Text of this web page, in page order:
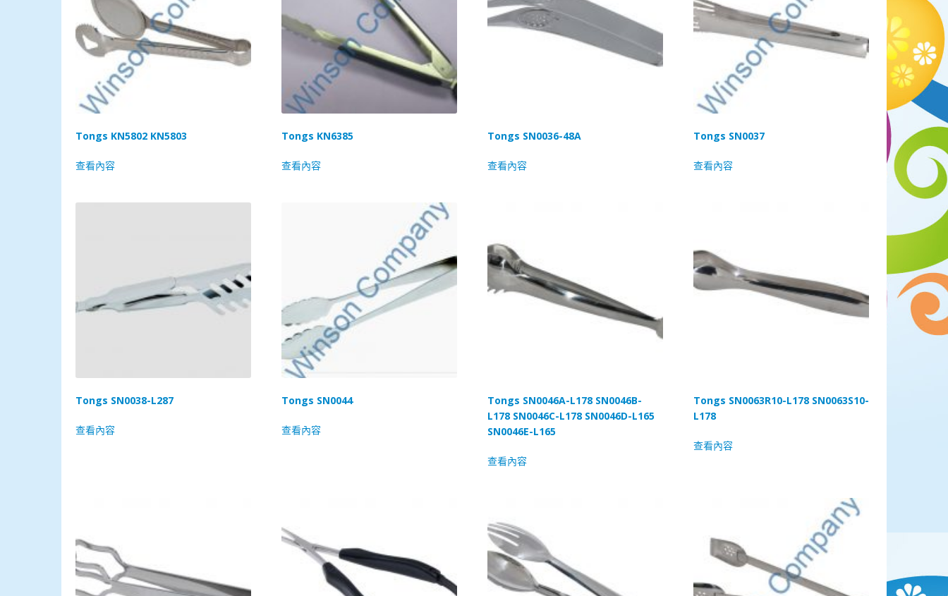
Tongs KN5802 KN5803
查看內容
Tongs KN6385
查看內容
Tongs SN0036-48A
查看內容
Tongs SN0037
查看內容
Tongs SN0038-L287
查看內容
Tongs SN0044
查看內容
Tongs SN0046A-L178 SN0046B-
L178 SN0046C-L178 SN0046D-L165
SN0046E-L165
查看內容
Tongs SN0063R10-L178 SN0063S10-
L178
查看內容